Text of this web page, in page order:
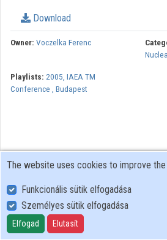
Download
Owner: Voczelka Ferenc
Playlists: 2005, IAEA TM
Conference , Budapest
User Policy
Adatkezelési tájékoztató (en)
Cookie Policy
The website uses cookies to improve
Funkcionális sütik elfogadása
Személyes sütik elfogadása
Elfogad Elutasít